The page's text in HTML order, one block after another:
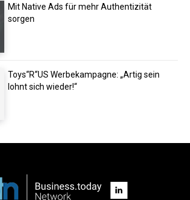
Mit Native Ads für mehr Authentizität
sorgen
Toys“R“US Werbekampagne: „Artig sein
lohnt sich wieder!“